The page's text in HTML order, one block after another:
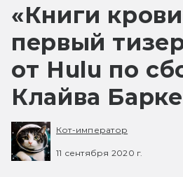
«Книги
первый
от Hulu по
Клайва
Кот-император
11 сентября 2020 г.